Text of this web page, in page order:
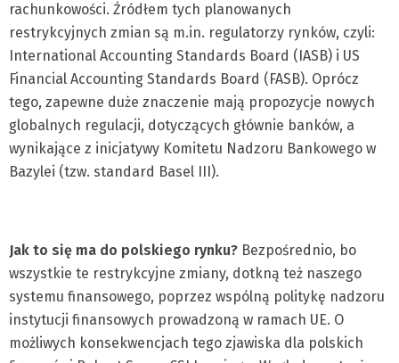
rachunkowości. Źródłem tych planowanych
restrykcyjnych zmian są m.in. regulatorzy rynków, czyli:
International Accounting Standards Board (IASB) i US
Financial Accounting Standards Board (FASB). Oprócz
tego, zapewne duże znaczenie mają propozycje nowych
globalnych regulacji, dotyczących głównie banków, a
wynikające z inicjatywy Komitetu Nadzoru Bankowego w
Bazylei (tzw. standard Basel III).
Jak to się ma do polskiego rynku? Bezpośrednio, bo
wszystkie te restrykcyjne zmiany, dotkną też naszego
systemu finansowego, poprzez wspólną politykę nadzoru
instytucji finansowych prowadzoną w ramach UE. O
możliwych konsekwencjach tego zjawiska dla polskich